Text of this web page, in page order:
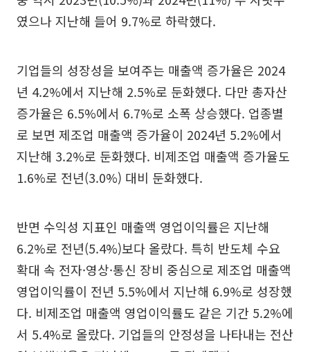
였으나 지난해 들어 9.7%로 하락했다.
기업들의 성장성을 보여주는 매출액 증가율은 2024
년 4.2%에서 지난해 2.5%로 둔화했다. 다만 총자산
증가율은 6.5%에서 6.7%로 소폭 상승했다. 업종별
로 보면 제조업 매출액 증가율이 2024년 5.2%에서
지난해 3.2%로 둔화했다. 비제조업 매출액 증가율도
1.6%로 전년(3.0%) 대비 둔화했다.
반면 수익성 지표인 매출액 영업이익률은 지난해
6.2%로 전년(5.4%)보다 올랐다. 특히 반도체 수요
확대 속 전자·영상·통신 장비 중심으로 제조업 매출액
영업이익률이 전년 5.5%에서 지난해 6.9%로 성장했
다. 비제조업 매출액 영업이익률도 같은 기간 5.2%에
서 5.4%로 올랐다. 기업들의 안정성을 나타내는 전산